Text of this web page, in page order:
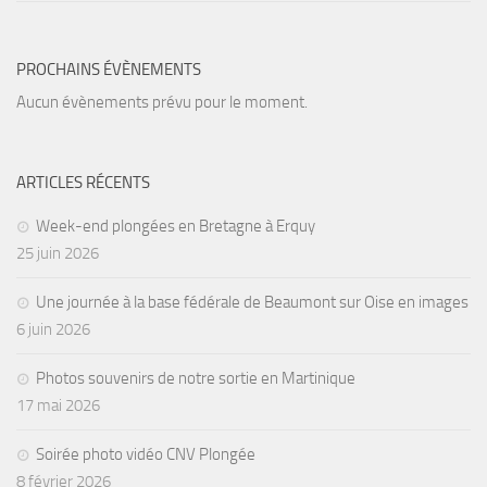
Les Palmes du Lac
Résultats Compétitions
Section Matériel
PROCHAINS ÉVÈNEMENTS
Aucun évènements prévu pour le moment.
ARTICLES RÉCENTS
Week-end plongées en Bretagne à Erquy
25 juin 2026
Une journée à la base fédérale de Beaumont sur Oise en images
6 juin 2026
Photos souvenirs de notre sortie en Martinique
17 mai 2026
Soirée photo vidéo CNV Plongée
8 février 2026